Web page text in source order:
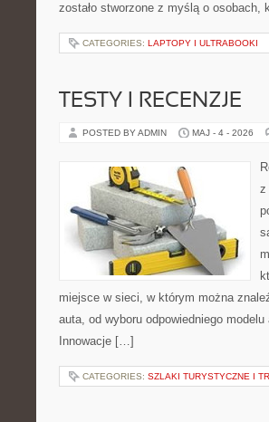
zostało stworzone z myślą o
CATEGORIES: LAPTOPY I ULTRABOOKI
TESTY I RECENZJE
POSTED BY ADMIN MAJ - 4 - 2026
z
miejsce w sieci, w którym można
auta, od wyboru odpowiedniego
Innowacje […]
CATEGORIES: SZLAKI TURYSTYCZNE I